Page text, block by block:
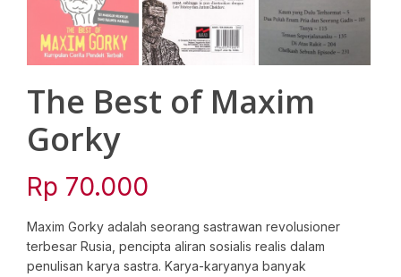
The Best of Maxim
Gorky
Rp 70.000
Maxim Gorky adalah seorang sastrawan revolusioner
terbesar Rusia, pencipta aliran sosialis realis dalam
penulisan karya sastra. Karya-karyanya banyak